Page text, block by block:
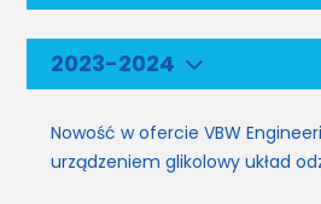
2023-2024
Nowość w ofercie VBW
urządzeniem glikolowy układ